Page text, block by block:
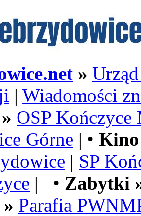
»
| Wiadomości
OSP Kończyce
Górne | •
| SP
| • Zabytki
Parafia